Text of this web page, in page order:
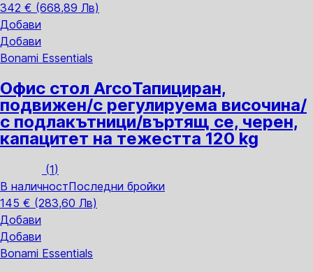
342 € (668,89 Лв)
Добави
Добави
Bonami Essentials
Офис стол ArcoТапициран,
подвижен/с регулируема височина/
с подлакътници/въртящ се, черен,
капацитет на тежестта 120 kg
(1)
В наличностПоследни бройки
145 € (283,60 Лв)
Добави
Добави
Bonami Essentials